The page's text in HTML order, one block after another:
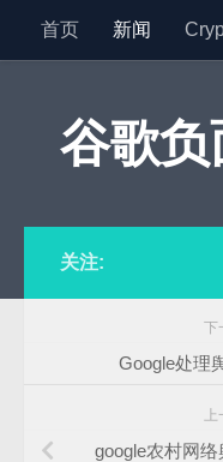
跳至内容
首页 新闻
谷歌
关注:
下
Google处理
google农村网